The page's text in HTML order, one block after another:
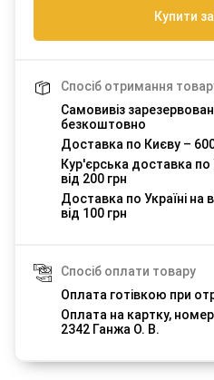
Купити
Спосіб отримання
Самовивіз
безкоштовно
Доставка по Києву –
Кур'єрська доставка
від 200 грн
Доставка по Україні на
від 100 грн
Спосіб оплати товару
Оплата готівкою при
Оплата на картку,
2342 Ганжа О. В.